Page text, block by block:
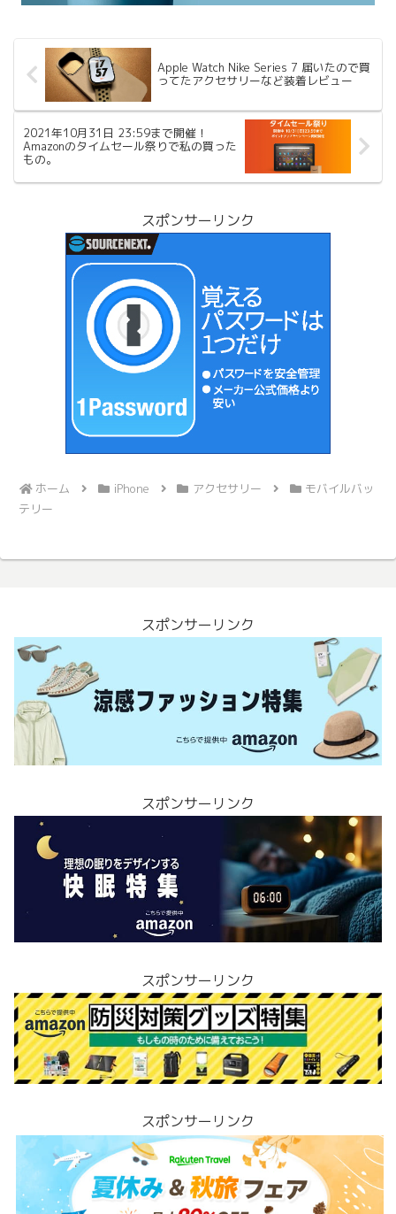
Apple Watch Nike Series 7 届いたので買
ってたアクセサリーなど装着レビュー
2021年10月31日 23:59まで開催！
Amazonのタイムセール祭りで私の買った
もの。
スポンサーリンク
ホーム iPhone アクセサリー
モバイルバッ
テリー
スポンサーリンク
スポンサーリンク
スポンサーリンク
スポンサーリンク